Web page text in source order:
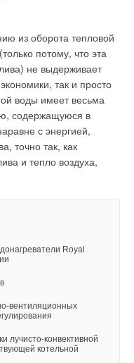
из оборота тепловой
потому, что эта
не выдерживает
так и просто
воды имеет весьма
содержащуюся в
с энергией,
точно так, как
и тепло воздуха,
Royal
вентиляционных
лучисто-конвективной
котельной